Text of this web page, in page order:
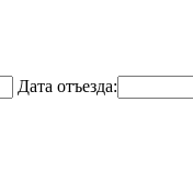
Дата отъезда: